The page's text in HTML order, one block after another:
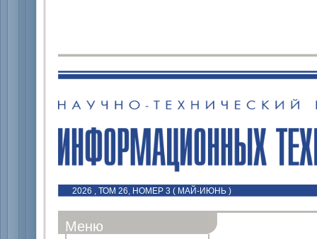
2026 , ТОМ 26, НОМЕР 3 ( МАЙ-ИЮНЬ )
Меню